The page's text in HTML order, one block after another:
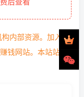
内部资源。加入代
钱网站。本站站长